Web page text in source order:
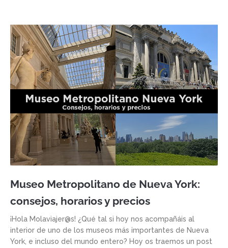
Museo Metropolitano de Nueva York:
consejos, horarios y precios
¡Hola Molaviajer@s! ¿Qué tal si hoy nos acompañáis al
interior de uno de los museos más importantes de Nueva
York, e incluso del mundo entero? Hoy os traemos un post